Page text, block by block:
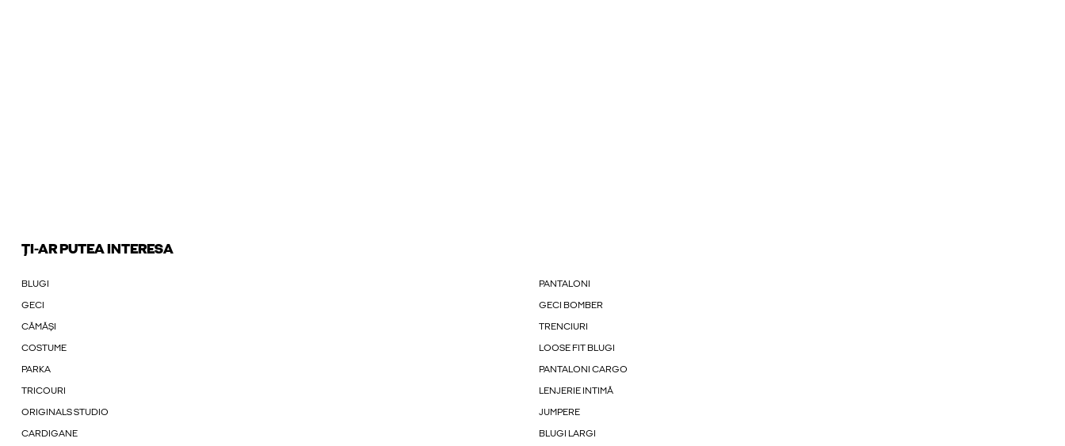
ȚI-AR PUTEA INTERESA
BLUGI PANTALONI
GECI GECI BOMBER
CĂMĂȘI TRENCIURI
COSTUME LOOSE FIT BLUGI
PARKA PANTALONI CARGO
TRICOURI LENJERIE INTIMĂ
ORIGINALS STUDIO JUMPERE
CARDIGANE BLUGI LARGI